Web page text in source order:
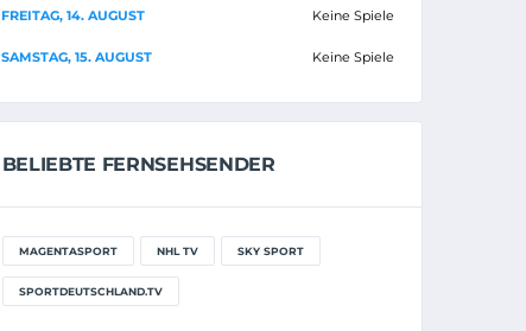
FREITAG, 14. AUGUST Keine Spiele
SAMSTAG, 15. AUGUST Keine Spiele
BELIEBTE FERNSEHSENDER
MAGENTASPORT NHL TV SKY SPORT
SPORTDEUTSCHLAND.TV